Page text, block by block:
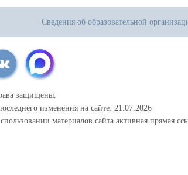
Сведения об образовательной
защищены.
изменения на сайте: 21.07.2026
материалов сайта активная прямая